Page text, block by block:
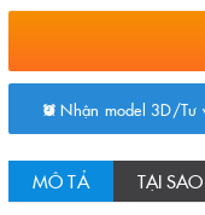
Nhận model 3D/Tư
MÔ TẢ TẠI